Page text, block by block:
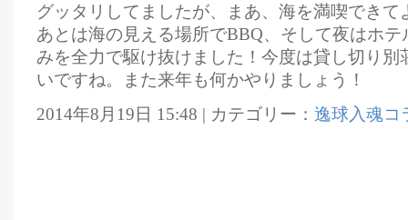
グッタリしてましたが、まあ、海を満喫できて
あとは海の見える場所でBBQ、そして夜はホ
みを全力で駆け抜けました！今度は貸し切り別
いですね。また来年も何かやりましょう！
2014年8月19日 15:48 | カテゴリー： 逸球入魂コ